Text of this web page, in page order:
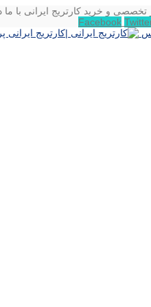
تخصصی و خرید کارتریج ایرانی با ما
Facebook